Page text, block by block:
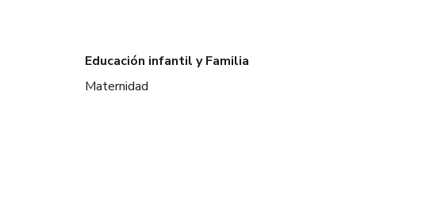
Educación infantil y Familia
Maternidad